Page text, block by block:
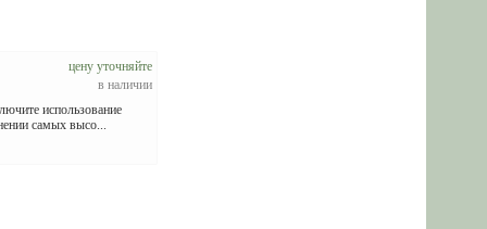
цену уточняйте
в наличии
использование
самых высо...